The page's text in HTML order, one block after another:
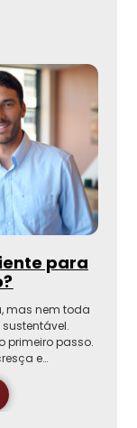
para
mas nem toda
primeiro passo.
e…